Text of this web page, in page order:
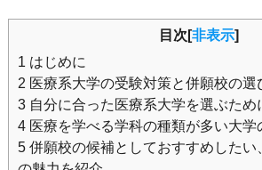
目次[非表示]
1 はじめに
2 医療系大学の受験対策と併願校の選
3 自分に合った医療系大学を選ぶため
4 医療を学べる学科の種類が多い大学
5 併願校の候補としておすすめしたい